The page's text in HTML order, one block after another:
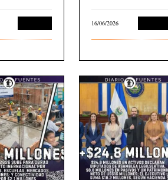
16/06/2026